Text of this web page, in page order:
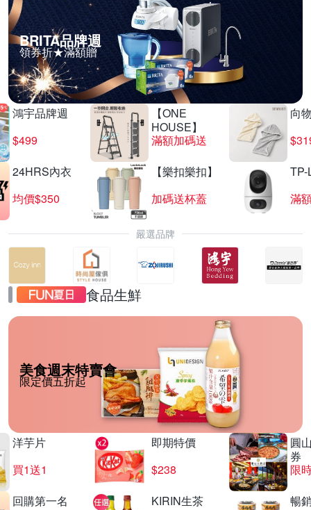
BRITA品牌週
領券折★滿額贈
鴻宇品牌週
$499
【ONE
HOUSE】
滿額加碼送
向
24HRS內衣
均價$350
【樂扣樂扣】
加碼送杯蓋
TP-
滿
嚴選品牌
食品生鮮
美食週末特賣會
限定價五折起
洋芋片
買1送1
即期特價
$238
圓
券
限
回購第一名
KIRIN生茶
暢